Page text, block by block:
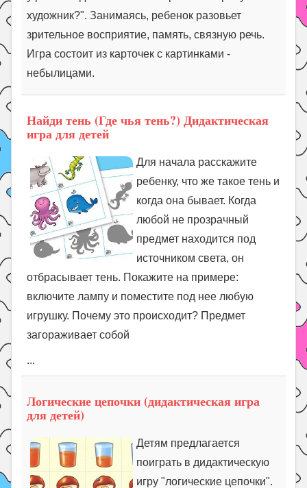
художник?". Занимаясь, ребенок разовьет
зрительное восприятие, память, связную речь.
Игра состоит из карточек с картинками -
небылицами.
Найди тень (Где чья тень?) Дидактическая
игра для детей
Для начала расскажите
ребенку, что же такое тень и
когда она бывает. Когда
любой не прозрачный
предмет находится под
источником света, он
отбрасывает тень. Покажите на примере:
включите лампу и поместите под нее любую
игрушку. Почему это происходит? Предмет
загораживает собой
...
Логические цепочки (дидактическая игра
для детей)
Детям предлагается
поиграть в дидактическую
игру "логические цепочки".